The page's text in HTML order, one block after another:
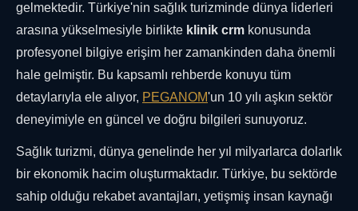
gelmektedir. Türkiye'nin sağlık turizminde dünya liderleri
arasına yükselmesiyle birlikte klinik crm konusunda
profesyonel bilgiye erişim her zamankinden daha önemli
hale gelmiştir. Bu kapsamlı rehberde konuyu tüm
detaylarıyla ele alıyor, PEGANOM'un 10 yılı aşkın sektör
deneyimiyle en güncel ve doğru bilgileri sunuyoruz.
Sağlık turizmi, dünya genelinde her yıl milyarlarca dolarlık
bir ekonomik hacim oluşturmaktadır. Türkiye, bu sektörde
sahip olduğu rekabet avantajları, yetişmiş insan kaynağı